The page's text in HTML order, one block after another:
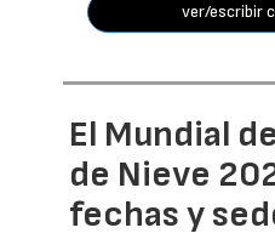
ver/escribir
El Mundial
de Nieve
fechas y